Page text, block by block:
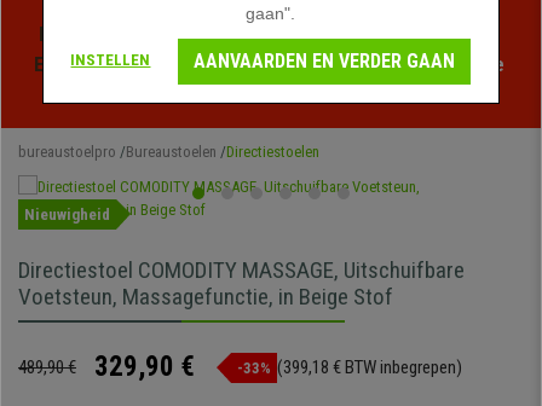
Profiteer van de Zomeruitverkoop bij bureaustoelpro!
Exclusieve kortingen voor een beperkte tijd - Bekijk de
bureaustoelpro Bureaustoelen Directiestoelen
Nieuwigheid
Directiestoel COMODITY MASSAGE, Uitschuifbare
Voetsteun, Massagefunctie, in Beige Stof
489,90 € 329,90 € -33% (399,18 € BTW inbegrepen)
gaan".
INSTELLEN AANVAARDEN EN VERDER GAAN